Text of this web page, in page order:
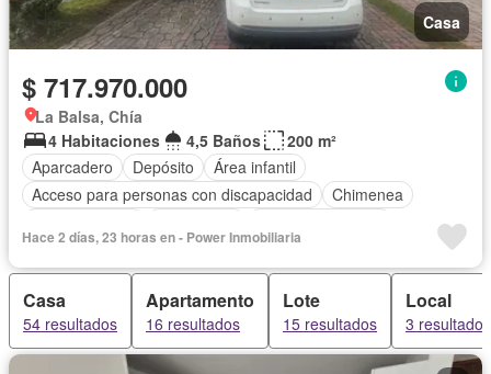
Casa
$ 717.970.000
La Balsa, Chía
4 Habitaciones
4,5 Baños
200 m²
Aparcadero
Depósito
Área infantil
Acceso para personas con discapacidad
Chimenea
Hace 2 días, 23 horas en - Power Inmobiliaria
Casa
54 resultados
Apartamento
16 resultados
Lote
15 resultados
Local
3 resultados